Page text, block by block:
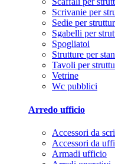
Scrivanie per
Sedie per
Sgabelli per
Spogliatoi
Strutture per
Tavoli per
Vetrine
Wc pubblici
Arredo ufficio
Accessori da
Accessori da
Armadi ufficio